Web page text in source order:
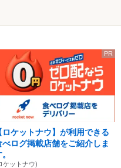
PR
ロケットナウ】が利用できる
べログ掲載店舗をご紹介しま
ケットナウ)